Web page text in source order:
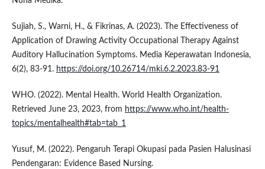
Sujiah, S., Warni, H., & Fikrinas, A. (2023). The Effectiveness of
Application of Drawing Activity Occupational Therapy Against
Auditory Hallucination Symptoms. Media Keperawatan Indonesia,
6(2), 83-91. https://doi.org/10.26714/mki.6.2.2023.83-91
WHO. (2022). Mental Health. World Health Organization.
Retrieved June 23, 2023, from https://www.who.int/health-
topics/mentalhealth#tab=tab_1
Yusuf, M. (2022). Pengaruh Terapi Okupasi pada Pasien Halusinasi
Pendengaran: Evidence Based Nursing.